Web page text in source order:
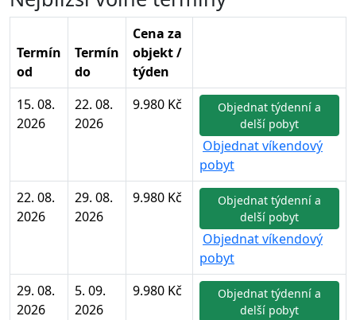
Termín
od
Termín
do
Cena za
objekt /
týden
15. 08.
2026
22. 08.
2026
9.980 Kč
Objednat týdenní a
delší pobyt
Objednat víkendový
pobyt
22. 08.
2026
29. 08.
2026
9.980 Kč
Objednat týdenní a
delší pobyt
Objednat víkendový
pobyt
29. 08.
2026
5. 09.
2026
9.980 Kč
Objednat týdenní a
delší pobyt